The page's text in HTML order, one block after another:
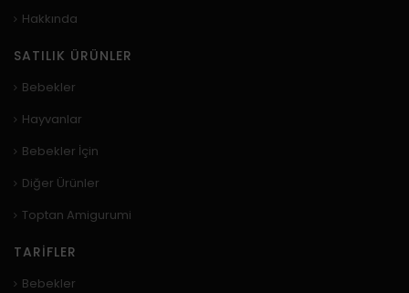
Hakkında
SATILIK ÜRÜNLER
Bebekler
Hayvanlar
Bebekler İçin
Diğer Ürünler
Toptan Amigurumi
TARIFLER
Bebekler